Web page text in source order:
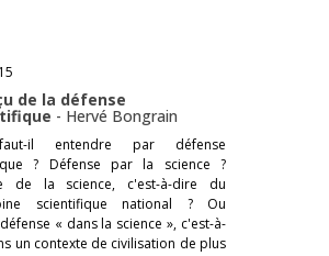
de la défense
- Hervé Bongrain
il entendre par défense
? Défense par la science ?
de la science, c'est-à-dire du
scientifique national ? Ou
« dans la science », c'est-à-
un contexte de civilisation de plus